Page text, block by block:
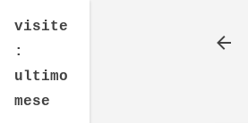
visite
:
ultimo
mese